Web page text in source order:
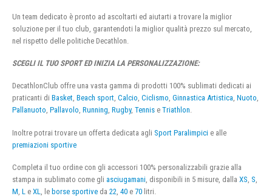
Un team dedicato è pronto ad ascoltarti ed aiutarti a trovare la miglior
soluzione per il tuo club, garantendoti la miglior qualità prezzo sul mercato,
nel rispetto delle politiche Decathlon.
SCEGLI IL TUO SPORT ED INIZIA LA PERSONALIZZAZIONE:
DecathlonClub offre una vasta gamma di prodotti 100% sublimati dedicati ai
praticanti di Basket, Beach sport, Calcio, Ciclismo, Ginnastica Artistica, Nuoto,
Pallanuoto, Pallavolo, Running, Rugby, Tennis e Triathlon.
Inoltre potrai trovare un offerta dedicata agli Sport Paralimpici e alle
premiazioni sportive
Completa il tuo ordine con gli accessori 100% personalizzabili grazie alla
stampa in sublimato come gli asciugamani , disponibili in 5 misure, dalla XS S
M L e XL , le borse sportive da 22 40 e 70 litri.